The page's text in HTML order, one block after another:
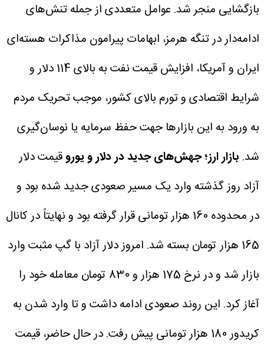
بازگشایی منجر شد. عوامل متعددی از جمله تنش‌های
ادامه‌دار در تنگه هرمز، ابهامات پیرامون مذاکرات هسته‌ای
ایران و آمریکا، افزایش قیمت نفت به بالای 114 دلار و
شرایط اقتصادی و تورم بالای کشور، موجب تحریک مردم
به ورود به این بازارها جهت حفظ سرمایه یا نوسان‌گیری
شد. بازار ارز؛ جهش‌های جدید در دلار و یوروقیمت دلار
آزاد روز گذشته وارد یک مسیر صعودی جدید شده بود و
در محدوده 160 هزار تومانی قرار گرفته بود و نهایتاً در کانال
165 هزار تومان بسته شد. امروز دلار آزاد با گپ مثبت وارد
بازار شد و در نرخ 175 هزار و 830 تومان معامله خود را
آغاز کرد. این روند صعودی ادامه داشت و تا وارد شدن به
کریدور 180 هزار تومانی پیش رفت. در حال حاضر، قیمت